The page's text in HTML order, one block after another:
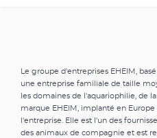
Le groupe d'entreprises EHEIM,
une entreprise familiale de taille
les domaines de l'aquariophilie, de
marque EHEIM, implanté en
l'entreprise. Elle est l'un des
des animaux de compagnie et est